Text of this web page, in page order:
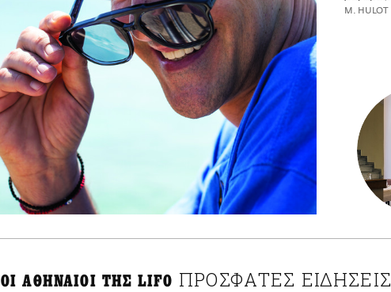
M. HULOT
ΟΙ ΑΘΗΝΑΙΟΙ ΤΗΣ LIFO ΠΡΟΣΦΑΤΕΣ ΕΙΔΗΣΕΙΣ